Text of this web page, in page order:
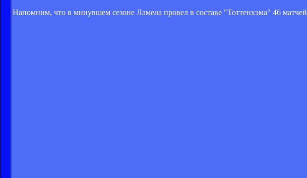
Напомним, что в минувшем сезоне Ламела провел в составе "Тоттенхэма" 46 матчей